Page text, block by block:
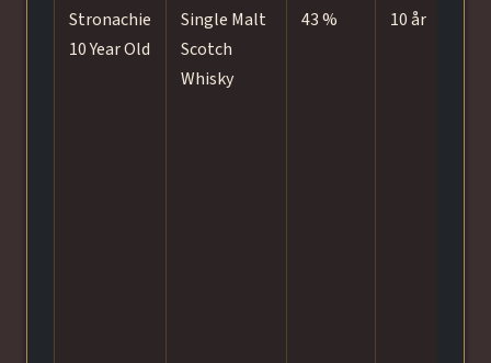
Stronachie
10 Year Old
Single Malt
Scotch
Whisky
43 % 10 år